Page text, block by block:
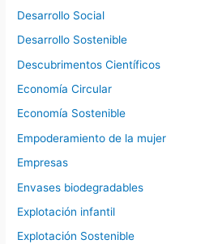
Desarrollo Social
Desarrollo Sostenible
Descubrimentos Científicos
Economía Circular
Economía Sostenible
Empoderamiento de la mujer
Empresas
Envases biodegradables
Explotación infantil
Explotación Sostenible